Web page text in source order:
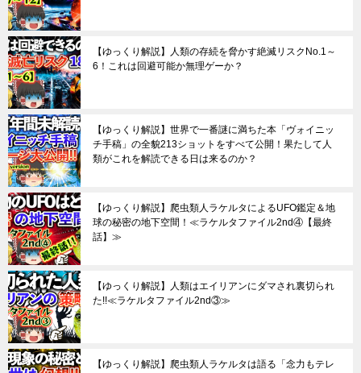
【ゆっくり解説】人類の存続を脅かす絶滅リスクNo.1～
6！これは回避可能か無理ゲーか？
【ゆっくり解説】世界で一番謎に満ちた本「ヴォイニッ
チ手稿」の全貌213ショットをすべて公開！果たして人
類がこれを解読できる日は来るのか？
【ゆっくり解説】爬虫類人ラケルタによるUFO鑑定＆地
球の秘密の地下空間！≪ラケルタファイル2nd④【最終
話】≫
【ゆっくり解説】人類はエイリアンにダマされ裏切られ
た!!≪ラケルタファイル2nd③≫
【ゆっくり解説】爬虫類人ラケルタは語る「念力もテレ